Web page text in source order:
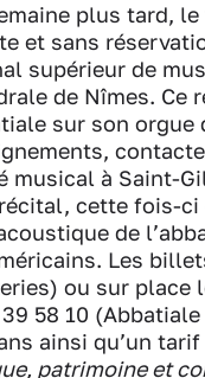
plus tard,
et sans
supérieur de
de Nîmes. Ce
sur son
musical à Saint-
cette fois-ci
de
Les
ou sur place
58 10
ainsi qu’un
patrimoine et